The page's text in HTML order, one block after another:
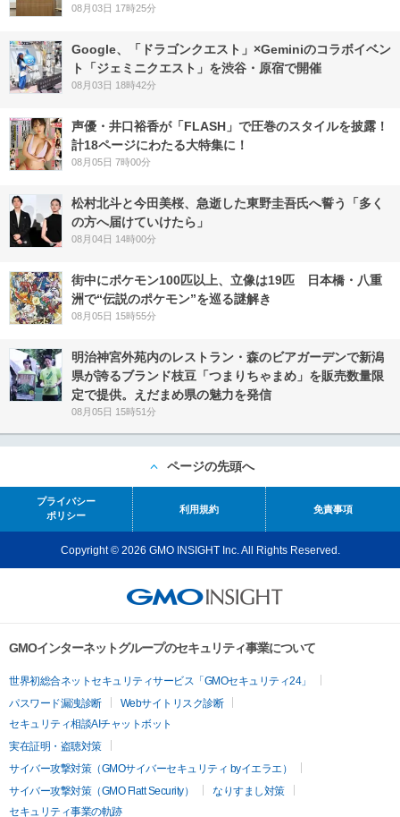
08月03日 17時25分
Google、「ドラゴンクエスト」×Geminiのコラボイベン
ト「ジェミニクエスト」を渋谷・原宿で開催
08月03日 18時42分
声優・井口裕香が「FLASH」で圧巻のスタイルを披露！
計18ページにわたる大特集に！
08月05日 7時00分
松村北斗と今田美桜、急逝した東野圭吾氏へ誓う「多く
の方へ届けていけたら」
08月04日 14時00分
街中にポケモン100匹以上、立像は19匹 日本橋・八重
洲で“伝説のポケモン”を巡る謎解き
08月05日 15時55分
明治神宮外苑内のレストラン・森のビアガーデンで新潟
県が誇るブランド枝豆「つまりちゃまめ」を販売数量限
定で提供。えだまめ県の魅力を発信
08月05日 15時51分
ページの先頭へ
プライバシー
ポリシー
利用規約 免責事項
Copyright © 2026 GMO INSIGHT Inc. All Rights Reserved.
GMOインターネットグループのセキュリティ事業について
世界初総合ネットセキュリティサービス「GMOセキュリティ24」
パスワード漏洩診断
Webサイトリスク診断
セキュリティ相談AIチャットボット
実在証明・盗聴対策
サイバー攻撃対策（GMOサイバーセキュリティ byイエラエ）
サイバー攻撃対策（GMO Flatt Security）
なりすまし対策
セキュリティ事業の軌跡